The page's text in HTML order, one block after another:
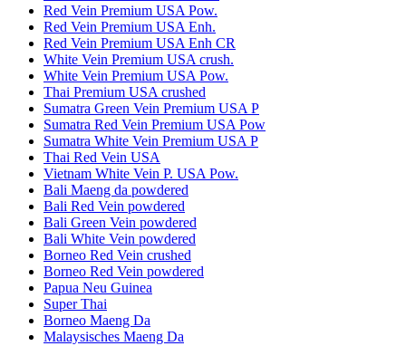
Red Vein Premium USA Pow.
Red Vein Premium USA Enh.
Red Vein Premium USA Enh CR
White Vein Premium USA crush.
White Vein Premium USA Pow.
Thai Premium USA crushed
Sumatra Green Vein Premium USA P
Sumatra Red Vein Premium USA Pow
Sumatra White Vein Premium USA P
Thai Red Vein USA
Vietnam White Vein P. USA Pow.
Bali Maeng da powdered
Bali Red Vein powdered
Bali Green Vein powdered
Bali White Vein powdered
Borneo Red Vein crushed
Borneo Red Vein powdered
Papua Neu Guinea
Super Thai
Borneo Maeng Da
Malaysisches Maeng Da